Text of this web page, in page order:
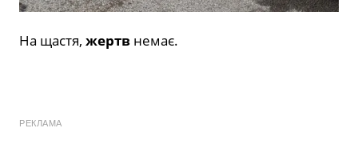
На щастя, жертв немає.
РЕКЛАМА